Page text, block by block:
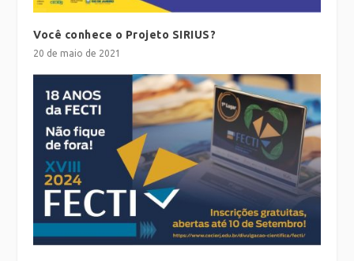
Você conhece o Projeto SIRIUS?
20 de maio de 2021